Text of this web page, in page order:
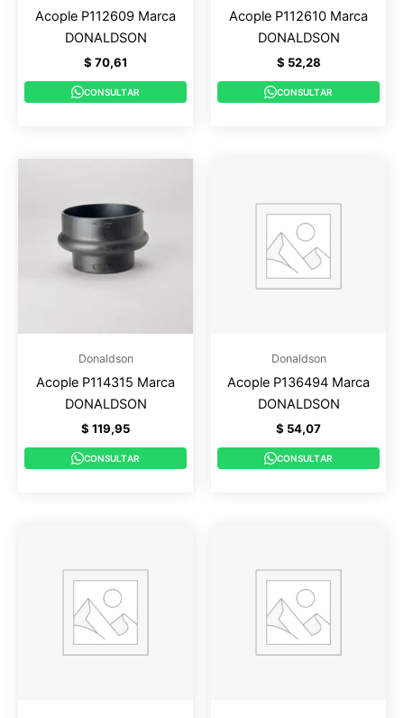
Acople P112609 Marca
DONALDSON
$ 70,61
CONSULTAR
Acople P112610 Marca
DONALDSON
$ 52,28
CONSULTAR
Donaldson
Acople P114315 Marca
DONALDSON
$ 119,95
CONSULTAR
Donaldson
Acople P136494 Marca
DONALDSON
$ 54,07
CONSULTAR